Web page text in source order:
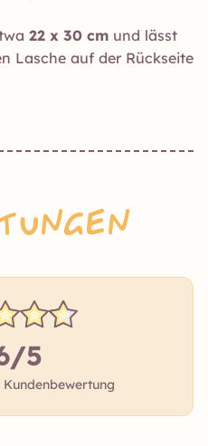
22 x 30 cm und lässt
Lasche auf der Rückseite
5